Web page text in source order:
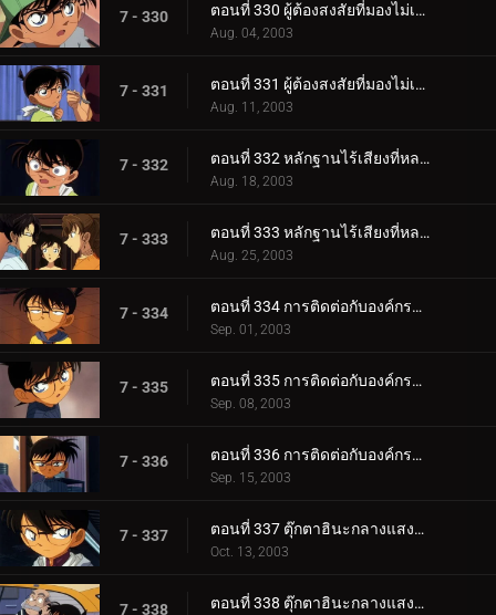
7 - 330 ตอนที่ 330 ผู้ต้องสงสัยที่มองไม่เห็น (ตอนแรก)
Aug. 04, 2003
7 - 331 ตอนที่ 331 ผู้ต้องสงสัยที่มองไม่เห็น (ตอนจบ)
Aug. 11, 2003
7 - 332 ตอนที่ 332 หลักฐานไร้เสียงที่หลงเหลืออยู่ (ตอนแรก)
Aug. 18, 2003
7 - 333 ตอนที่ 333 หลักฐานไร้เสียงที่หลงเหลืออยู่ (ตอนจบ)
Aug. 25, 2003
7 - 334 ตอนที่ 334 การติดต่อกับองค์กรชุดดำ (ภาคเจรจา)
Sep. 01, 2003
7 - 335 ตอนที่ 335 การติดต่อกับองค์กรชุดดำ (ภาคสะกดรอย)
Sep. 08, 2003
7 - 336 ตอนที่ 336 การติดต่อกับองค์กรชุดดำ (ภาคชี้เป็นชี้ตาย)
Sep. 15, 2003
7 - 337 ตอนที่ 337 ตุ๊กตาฮินะกลางแสงสนธยา (ตอนแรก)
Oct. 13, 2003
7 - 338 ตอนที่ 338 ตุ๊กตาฮินะกลางแสงสนธยา (ตอนจบ)